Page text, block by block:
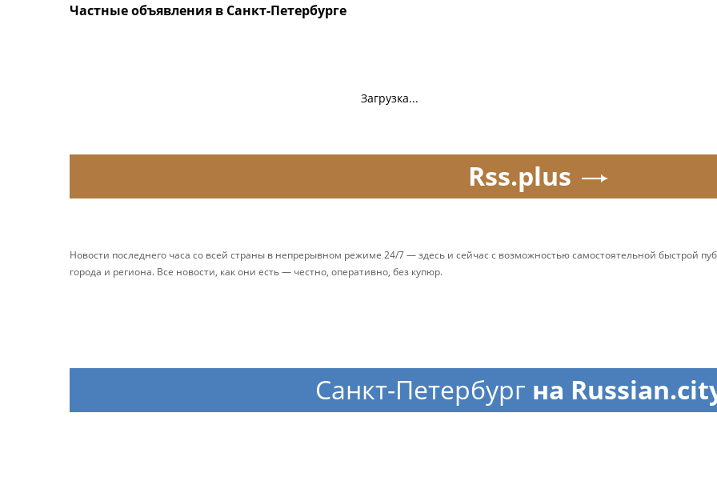
Частные объявления в Санкт-Петербурге
Загрузка...
Rss.plus
Новости последнего часа со всей страны в непрерывном режиме 24/7 — здесь и сейчас с возможностью самостоятельной быстрой
города и региона. Все новости, как они есть — честно, оперативно, без купюр.
Санкт-Петербург на